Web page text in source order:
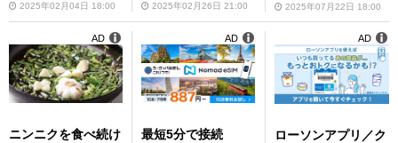
2025年02月04日 18:00 2025年02月26日 21:00 2025年07月22日 18:00
ニンニクを食べ続け
AD
最短5分で接続
AD
ローソンアプリ／ク
AD